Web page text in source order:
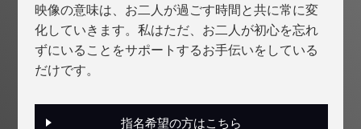
映像の意味は、お二人が過ごす時間と共に常に変
化していきます。私はただ、お二人が初心を忘れ
ずにいることをサポートするお手伝いをしている
だけです。
指名希望の方はこちら